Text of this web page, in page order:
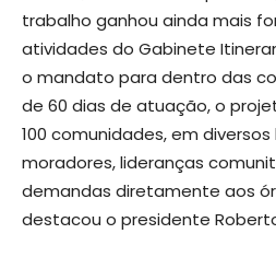
trabalho ganhou ainda mais
atividades do Gabinete
o mandato para dentro das
de 60 dias de atuação, o
100 comunidades, em
moradores, lideranças
demandas diretamente aos
destacou o presidente